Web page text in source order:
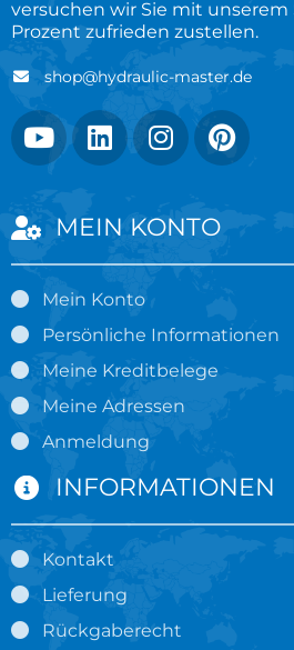
versuchen wir Sie mit unserem
Prozent zufrieden zustellen.
shop@hydraulic-master.de
MEIN KONTO
Mein Konto
Persönliche Informationen
Meine Kreditbelege
Meine Adressen
Anmeldung
INFORMATIONEN
Kontakt
Lieferung
Rückgaberecht